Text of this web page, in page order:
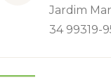
Jardim
34 99319-